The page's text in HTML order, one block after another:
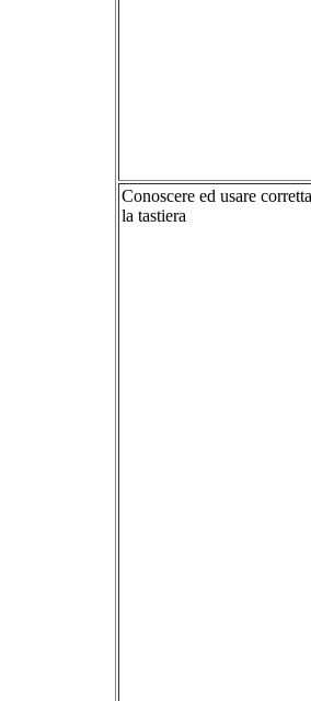
Conoscere ed usare
la tastiera